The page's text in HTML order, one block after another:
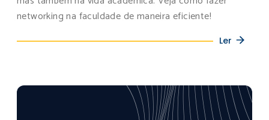
networking na faculdade de maneira eficiente!
Ler